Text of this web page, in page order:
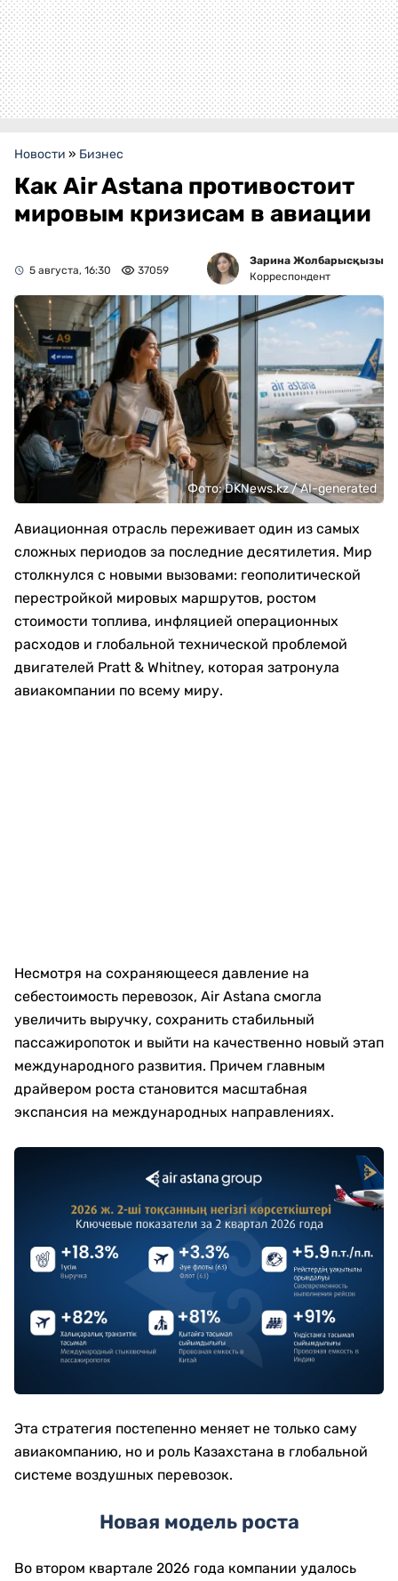
Новости » Бизнес
Как Air Astana противостоит
мировым кризисам в авиации
5 августа, 16:30 37059
Зарина Жолбарысқызы
Корреспондент
Фото: DKNews.kz / AI-generated
Авиационная отрасль переживает один из самых
сложных периодов за последние десятилетия. Мир
столкнулся с новыми вызовами: геополитической
перестройкой мировых маршрутов, ростом
стоимости топлива, инфляцией операционных
расходов и глобальной технической проблемой
двигателей Pratt & Whitney, которая затронула
авиакомпании по всему миру.
Несмотря на сохраняющееся давление на
себестоимость перевозок, Air Astana смогла
увеличить выручку, сохранить стабильный
пассажиропоток и выйти на качественно новый этап
международного развития. Причем главным
драйвером роста становится масштабная
экспансия на международных направлениях.
Эта стратегия постепенно меняет не только саму
авиакомпанию, но и роль Казахстана в глобальной
системе воздушных перевозок.
Новая модель роста
Во втором квартале 2026 года компании удалось